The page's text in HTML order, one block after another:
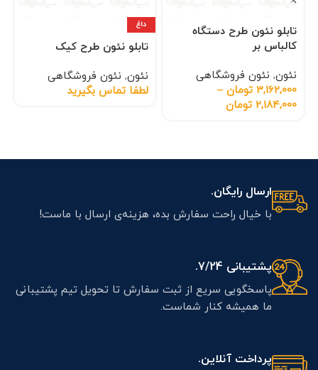
تابلو نئون طرح دستگاه
کالباس بر
نئون, نئون فروشگاهی
3,162,000 تومان –
2,184,000 تومان
داغ
تابلو نئون طرح کیک
نئون, نئون فروشگاهی
لطفا تماس بگیرید
ارسال رایگان.
با خیال راحت سفارش بده، هزینه‌ی ارسال با ماست!
پشتیبانی 7/24.
پاسخگویی سریع از ثبت سفارش تا تحویل تیم پشتیبانی
ما همیشه کنار شماست.
پرداخت آنلاین.